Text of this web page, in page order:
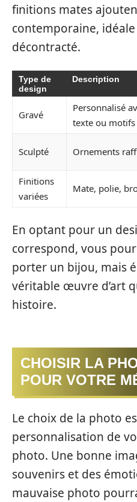
finitions mates
contemporaine,
décontracté.
Type de
design
Description
Gravé
Personnalisé
texte ou motifs
Sculpté Ornements
Finitions
variées
Mate, polie,
En optant pour un
correspond, vous
porter un bijou, mais
véritable œuvre d’art
histoire.
CHOISIR LA
POUR VOTRE
Le choix de la photo
personnalisation de
photo. Une bonne
souvenirs et des
mauvaise photo